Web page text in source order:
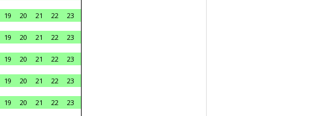
19 20 21 22 23
19 20 21 22 23
19 20 21 22 23
19 20 21 22 23
19 20 21 22 23